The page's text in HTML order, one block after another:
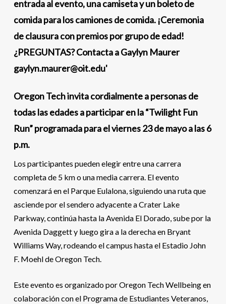
Oregon Tech invita cordialmente a personas de
todas las edades a participar en la “Twilight Fun
Run” programada para el viernes 23 de mayo a las 6
p.m.
Los participantes pueden elegir entre una carrera
completa de 5 km o una media carrera. El evento
comenzará en el Parque Eulalona, ​​siguiendo una ruta que
asciende por el sendero adyacente a Crater Lake
Parkway, continúa hasta la Avenida El Dorado, sube por la
Avenida Daggett y luego gira a la derecha en Bryant
Williams Way, rodeando el campus hasta el Estadio John
F. Moehl de Oregon Tech.
Este evento es organizado por Oregon Tech Wellbeing en
colaboración con el Programa de Estudiantes Veteranos,